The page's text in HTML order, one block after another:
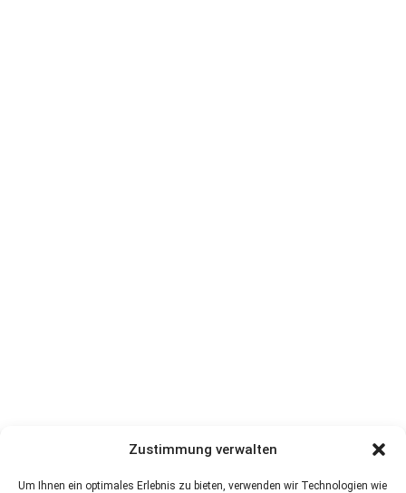
Zustimmung verwalten
Um Ihnen ein optimales Erlebnis zu bieten, verwenden wir Technologien wie